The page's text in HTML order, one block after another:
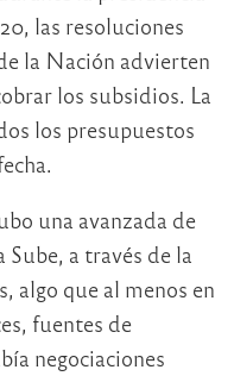
las resoluciones
la Nación advierten
los subsidios. La
los presupuestos
una avanzada de
a través de la
algo que al menos en
fuentes de
negociaciones